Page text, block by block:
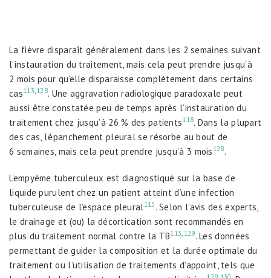
La fièvre disparaît généralement dans les 2 semaines suivant
l’instauration du traitement, mais cela peut prendre jusqu’à
2 mois pour qu’elle disparaisse complètement dans certains
cas113,128. Une aggravation radiologique paradoxale peut
aussi être constatée peu de temps après l’instauration du
traitement chez jusqu’à 26 % des patients118. Dans la plupart
des cas, l’épanchement pleural se résorbe au bout de
6 semaines, mais cela peut prendre jusqu’à 3 mois 128.
L’empyème tuberculeux est diagnostiqué sur la base de
liquide purulent chez un patient atteint d’une infection
tuberculeuse de l’espace pleural115 . Selon l’avis des experts,
le drainage et (ou) la décortication sont recommandés en
plus du traitement normal contre la TB113, 129. Les données
permettant de guider la composition et la durée optimale du
traitement ou l’utilisation de traitements d’appoint, tels que